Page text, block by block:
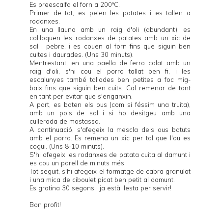
Es preescalfa el forn a 200ºC.
Primer de tot, es pelen les patates i es tallen a
rodanxes.
En una llauna amb un raig d'oli (abundant), es
col·loquen les rodanxes de patates amb un xic de
sal i pebre, i es couen al forn fins que siguin ben
cuites i daurades. (Uns 30 minuts).
Mentrestant, en una paella de ferro colat amb un
raig d'oli, s'hi cou el porro tallat ben fi, i les
escalunyes també tallades ben petites a foc mig-
baix fins que siguin ben cuits. Cal remenar de tant
en tant per evitar que s'enganxin.
A part, es baten els ous (com si féssim una truita),
amb un pols de sal i si ho desitgeu amb una
cullerada de mostassa.
A continuació, s'afegeix la mescla dels ous batuts
amb el porro. Es remena un xic per tal que l'ou es
cogui. (Uns 8-10 minuts).
S'hi afegeix les rodanxes de patata cuita al damunt i
es cou un parell de minuts més.
Tot seguit, s'hi afegeix el formatge de cabra granulat
i una mica de ciboulet picat ben petit al damunt.
Es gratina 30 segons i ja està llesta per servir!
Bon profit!